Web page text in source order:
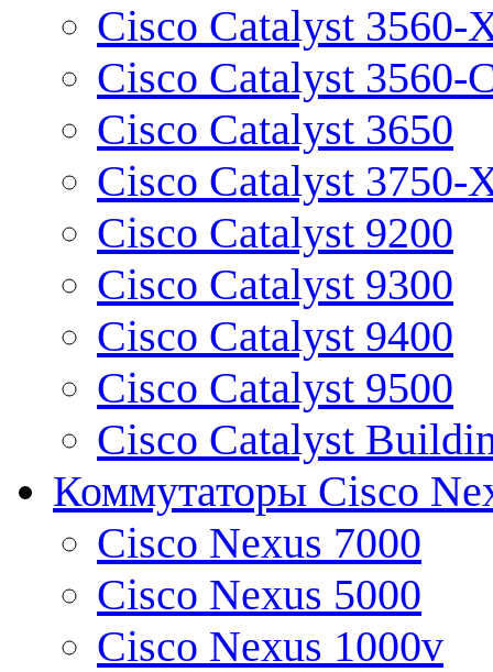
Cisco Catalyst 3560-
Cisco Catalyst 3560-
Cisco Catalyst 3650
Cisco Catalyst 3750-
Cisco Catalyst 9200
Cisco Catalyst 9300
Cisco Catalyst 9400
Cisco Catalyst 9500
Cisco Catalyst
Коммутаторы Cisco
Cisco Nexus 7000
Cisco Nexus 5000
Cisco Nexus 1000v